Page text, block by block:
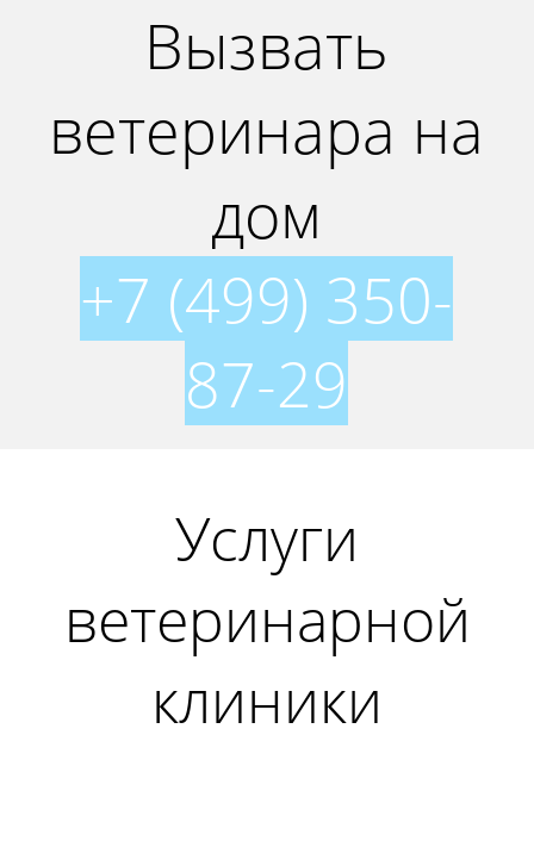
Вызвать
ветеринара на
дом
+7 (499) 350-
87-29
Услуги
ветеринарной
клиники